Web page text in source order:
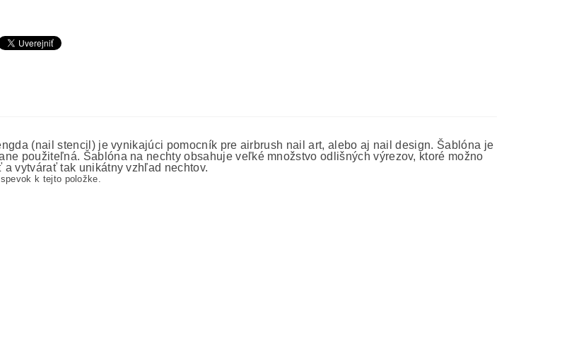
(nail stencil) je vynikajúci pomocník pre airbrush nail art, alebo aj nail design. Šablóna je
použiteľná. Šablóna na nechty obsahuje veľké množstvo odlišných výrezov, ktoré možno
vytvárať tak unikátny vzhľad nechtov.
k tejto položke.